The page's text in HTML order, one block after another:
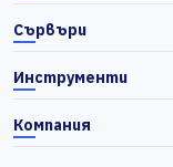
Сървъри
Инструменти
Компания